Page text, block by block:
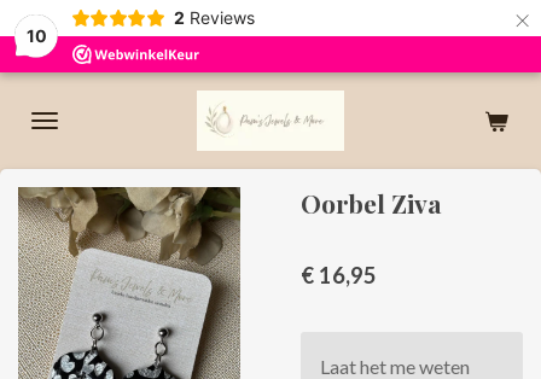
10
2 Reviews ×
Oorbel Ziva
€ 16,95
Laat het me weten